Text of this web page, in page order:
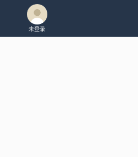
未登录